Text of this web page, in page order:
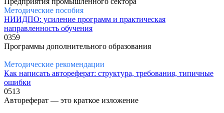
Методические пособия
НИИДПО: усиление программ и практическая
направленность обучения
0359
Программы дополнительного образования
Методические рекомендации
Как написать автореферат: структура, требования, типичные
ошибки
0513
Автореферат — это краткое изложение